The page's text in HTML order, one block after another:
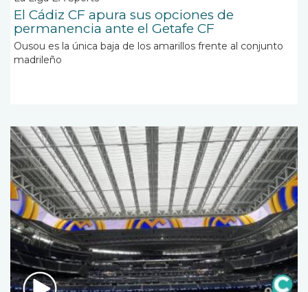
El Cádiz CF apura sus opciones de
permanencia ante el Getafe CF
Ousou es la única baja de los amarillos frente al conjunto
madrileño